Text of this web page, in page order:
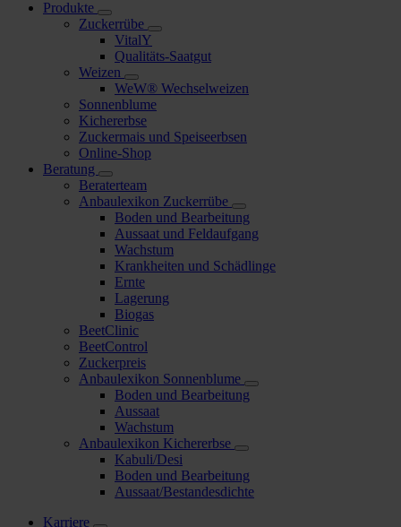
Produkte
Zuckerrübe
VitalY
Qualitäts-Saatgut
Weizen
WeW® Wechselweizen
Sonnenblume
Kichererbse
Zuckermais und Speiseerbsen
Online-Shop
Beratung
Beraterteam
Anbaulexikon Zuckerrübe
Boden und Bearbeitung
Aussaat und Feldaufgang
Wachstum
Krankheiten und Schädlinge
Ernte
Lagerung
Biogas
BeetClinic
BeetControl
Zuckerpreis
Anbaulexikon Sonnenblume
Boden und Bearbeitung
Aussaat
Wachstum
Anbaulexikon Kichererbse
Kabuli/Desi
Boden und Bearbeitung
Aussaat/Bestandesdichte
Karriere